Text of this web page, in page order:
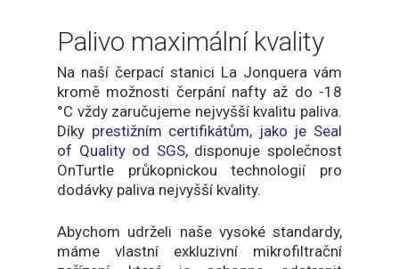
Palivo maximální kvality
Na naší čerpací stanici La Jonquera vám
kromě možnosti čerpání nafty až do -18
°C vždy zaručujeme nejvyšší kvalitu paliva.
Díky prestižním certifikátům, jako je Seal
of Quality od SGS, disponuje společnost
OnTurtle průkopnickou technologií pro
dodávky paliva nejvyšší kvality.
Abychom udrželi naše vysoké standardy,
máme vlastní exkluzivní mikrofiltrační